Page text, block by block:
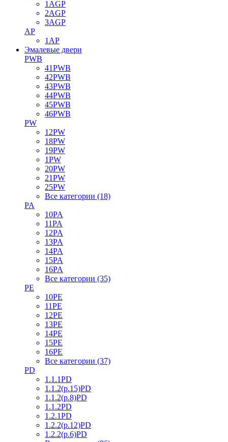
1AGP
2AGP
3AGP
AP
1AP
Эмалевые двери
PWB
41PWB
42PWB
43PWB
44PWB
45PWB
46PWB
PW
12PW
18PW
19PW
1PW
20PW
21PW
25PW
Все категории (18)
PA
10PA
11PA
12PA
13PA
14PA
15PA
16PA
Все категории (35)
PE
10PE
11PE
12PE
13PE
14PE
15PE
16PE
Все категории (37)
PD
1.1.1PD
1.1.2(р.15)PD
1.1.2(р.8)PD
1.1.2PD
1.2.1PD
1.2.2(р.12)PD
1.2.2(р.6)PD